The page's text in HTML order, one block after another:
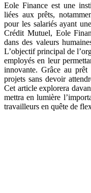
Eole Finance est une
liées aux prêts,
pour les salariés ayant
Crédit Mutuel, Eole
dans des valeurs
L’objectif principal de
employés en leur
innovante. Grâce au prêt
projets sans devoir
Cet article explorera
mettra en lumière
travailleurs en quête de